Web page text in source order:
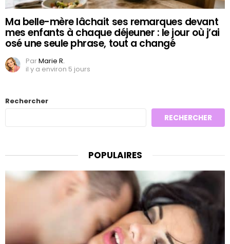
Ma belle-mère lâchait ses remarques devant
mes enfants à chaque déjeuner : le jour où j’ai
osé une seule phrase, tout a changé
ParMarie R.
il y a environ 5 jours
Rechercher
RECHERCHER
POPULAIRES